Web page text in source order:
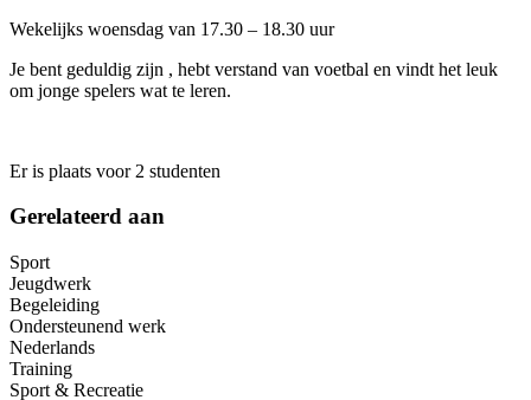
Wekelijks woensdag van 17.30 – 18.30 uur
Je bent geduldig zijn , hebt verstand van voetbal en vindt het leuk
om jonge spelers wat te leren.
Er is plaats voor 2 studenten
Gerelateerd aan
Sport
Jeugdwerk
Begeleiding
Ondersteunend werk
Nederlands
Training
Sport & Recreatie